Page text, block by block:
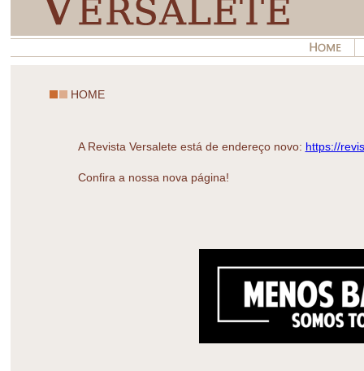
HOME
A Revista Versalete está de endereço novo: https://
Confira a nossa nova página!